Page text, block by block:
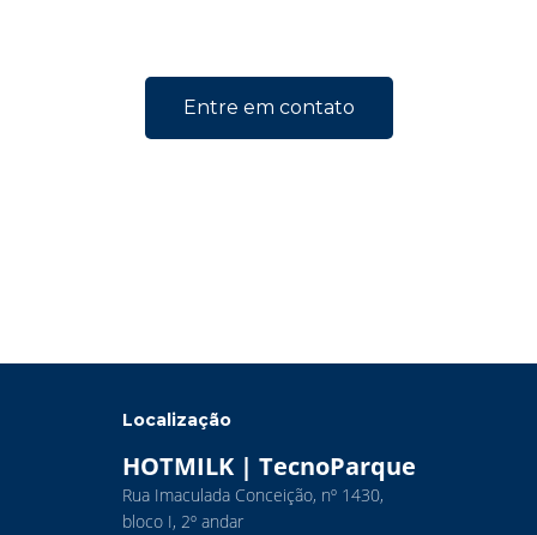
Entre em contato
Localização
HOTMILK | TecnoParque
Rua Imaculada Conceição, nº 1430,
bloco I, 2º andar